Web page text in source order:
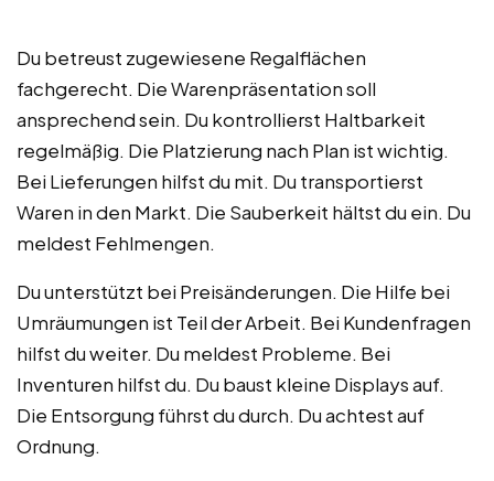
Du betreust zugewiesene Regalflächen
fachgerecht. Die Warenpräsentation soll
ansprechend sein. Du kontrollierst Haltbarkeit
regelmäßig. Die Platzierung nach Plan ist wichtig.
Bei Lieferungen hilfst du mit. Du transportierst
Waren in den Markt. Die Sauberkeit hältst du ein. Du
meldest Fehlmengen.
Du unterstützt bei Preisänderungen. Die Hilfe bei
Umräumungen ist Teil der Arbeit. Bei Kundenfragen
hilfst du weiter. Du meldest Probleme. Bei
Inventuren hilfst du. Du baust kleine Displays auf.
Die Entsorgung führst du durch. Du achtest auf
Ordnung.